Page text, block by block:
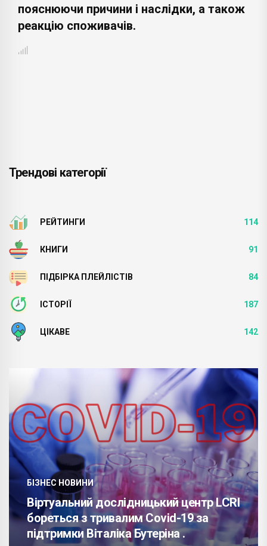
пояснюючи причини і наслідки, а також
реакцію споживачів.
Трендові категорії
РЕЙТИНГИ 114
КНИГИ 91
ПІДБІРКА ПЛЕЙЛІСТІВ 84
ІСТОРІЇ 187
ЦІКАВЕ 142
БІЗНЕС НОВИНИ
Віртуальний дослідницький центр LCRI
бореться з тривалим Covid-19 за
підтримки Віталіка Бутеріна .